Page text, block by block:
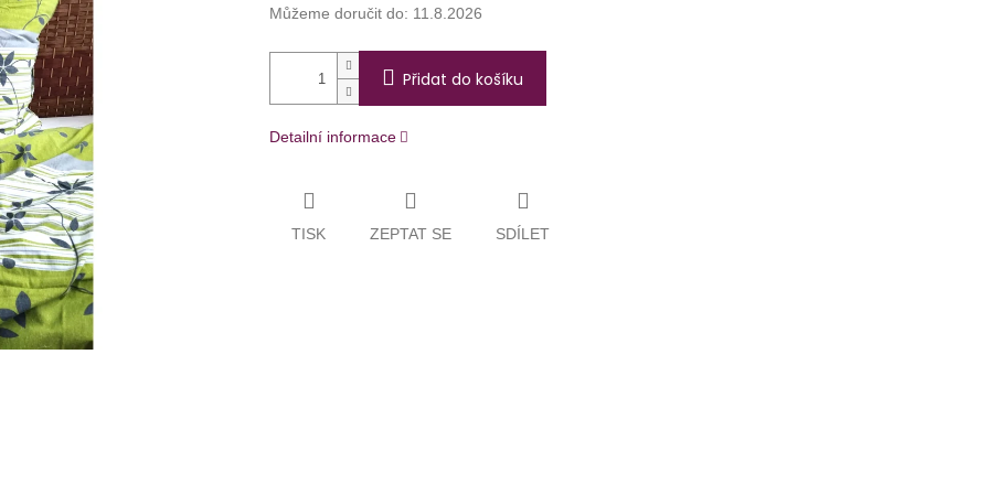
Můžeme doručit do: 11.8.2026
Přidat do košíku
Detailní informace
TISK ZEPTAT SE SDÍLET